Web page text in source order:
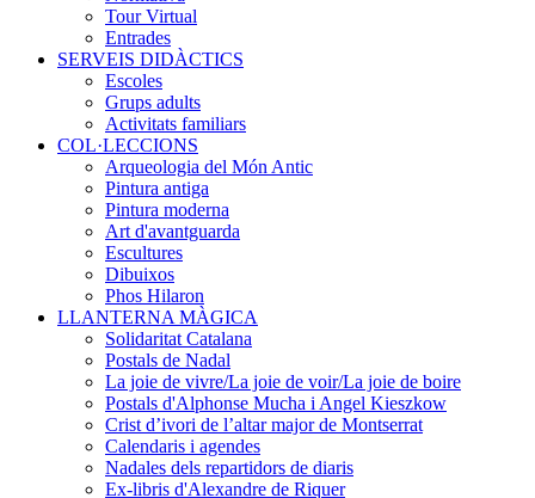
Tour Virtual
Entrades
SERVEIS DIDÀCTICS
Escoles
Grups adults
Activitats familiars
COL·LECCIONS
Arqueologia del Món Antic
Pintura antiga
Pintura moderna
Art d'avantguarda
Escultures
Dibuixos
Phos Hilaron
LLANTERNA MÀGICA
Solidaritat Catalana
Postals de Nadal
La joie de vivre/La joie de voir/La joie de boire
Postals d'Alphonse Mucha i Angel Kieszkow
Crist d’ivori de l’altar major de Montserrat
Calendaris i agendes
Nadales dels repartidors de diaris
Ex-libris d'Alexandre de Riquer